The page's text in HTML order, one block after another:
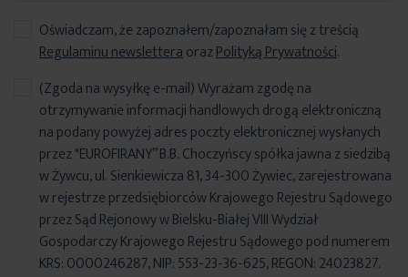
Oświadczam, że zapoznałem/zapoznałam się z treścią
Regulaminu newsletteraorazPolityką Prywatności.
(Zgoda na wysyłkę e-mail) Wyrażam zgodę na
otrzymywanie informacji handlowych drogą elektroniczną
na podany powyżej adres poczty elektronicznej wysłanych
przez "EUROFIRANY” B.B. Choczyńscy spółka jawna z siedzibą
w Żywcu, ul. Sienkiewicza 81, 34-300 Żywiec, zarejestrowana
w rejestrze przedsiębiorców Krajowego Rejestru Sądowego
przez Sąd Rejonowy w Bielsku-Białej VIII Wydział
Gospodarczy Krajowego Rejestru Sądowego pod numerem
KRS: 0000246287, NIP: 553-23-36-625, REGON: 24023827.